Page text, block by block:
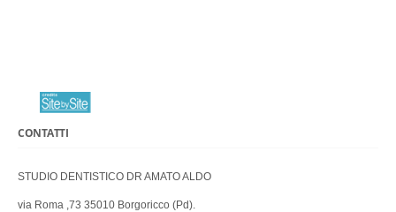
CONTATTI
STUDIO DENTISTICO DR AMATO ALDO
via Roma ,73 35010 Borgoricco (Pd).